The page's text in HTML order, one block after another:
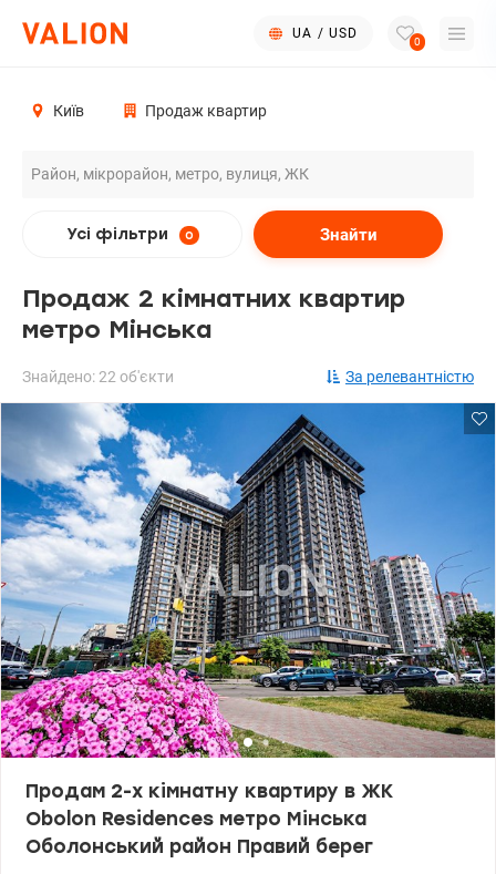
UA / USD
0
Київ Продаж квартир
Усі фільтри 0 Знайти
Продаж 2 кімнатних квартир
метро Мінська
Знайдено: 22 об'єкти За релевантністю
Продам 2-х кімнатну квартиру в ЖК
Obolon Residences метро Мінська
Оболонський район Правий берег